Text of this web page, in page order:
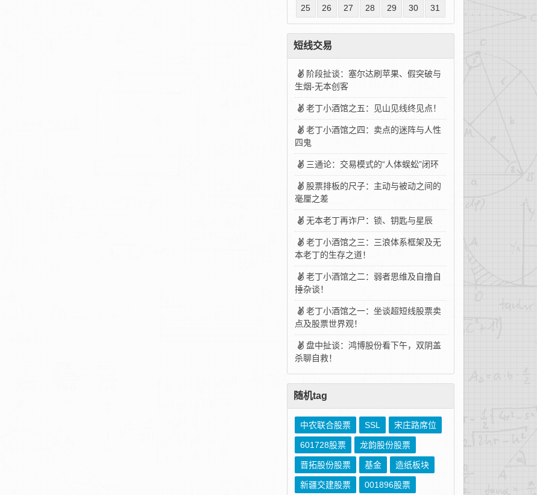
25
26 27 28 29 30 31
短线交易
阶段扯谈：塞尔达刷苹果、假突破与
生烟-无本创客
老丁小酒馆之五：见山见线终见点！
老丁小酒馆之四：卖点的迷阵与人性
四鬼
三通论：交易模式的“人体蜈蚣”闭环
股票排板的尺子：主动与被动之间的
毫厘之差
无本老丁再诈尸：锁、钥匙与星辰
老丁小酒馆之三：三浪体系框架及无
本老丁的生存之道！
老丁小酒馆之二：弱者思维及自撸自
捶杂谈！
老丁小酒馆之一：坐谈超短线股票卖
点及股票世界观！
盘中扯谈：鸿博股份看下午，双阴盖
杀聊自救！
随机tag
中农联合股票 SSL 宋庄路席位
601728股票 龙韵股份股票
晋拓股份股票 基金 造纸板块
新疆交建股票 001896股票